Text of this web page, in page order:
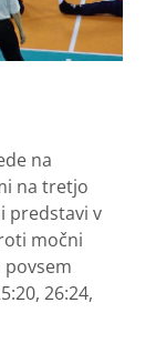
na
na tretjo
predstavi v
močni
povsem
26:24,